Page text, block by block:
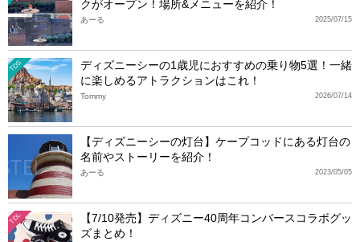
クがオープン！場所&メニューを紹介！
2025/07/15
あーる
TDS
ディズニーシーの1歳児におすすめの乗り物5選！一緒
に楽しめるアトラクションはこれ！
2026/07/14
Tommy
【ディズニーシーの灯台】ケープコッドにある灯台の
名前やストーリーを紹介！
2023/05/05
あーる
TDL
【7/10発売】ディズニー40周年コンバースコラボグッ
ズまとめ！